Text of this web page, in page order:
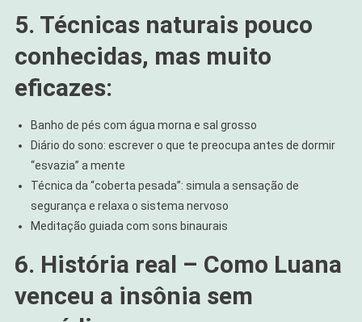
5. Técnicas naturais pouco
conhecidas, mas muito
eficazes:
Banho de pés com água morna e sal grosso
Diário do sono: escrever o que te preocupa antes de dormir
“esvazia” a mente
Técnica da “coberta pesada”: simula a sensação de
segurança e relaxa o sistema nervoso
Meditação guiada com sons binaurais
6. História real – Como Luana
venceu a insônia sem